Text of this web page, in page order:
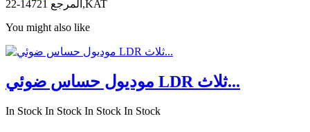
المرجع 14721-22,KAT
You might also like
موديول حساس ضوئي LDR ثلاث...
In Stock In Stock In Stock In Stock